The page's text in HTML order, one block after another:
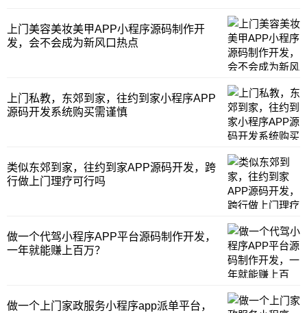
门歇业了，为什么呢？因为开店的成本太高
了，门店租赁费用，水电费，员工工资等
上门美容美妆美甲APP小程序源码制作开
发，会不会成为新风口热点
上门私教，东郊到家，往约到家小程序APP
源码开发系统购买需谨慎
类似东郊到家，往约到家APP源码开发，跨
行做上门理疗可行吗
做一个代驾小程序APP平台源码制作开发，
一年就能赚上百万？
做一个上门家政服务小程序app派单平台，